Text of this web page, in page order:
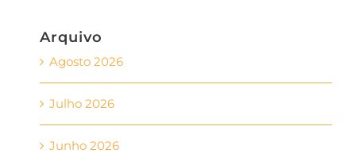
Arquivo
Agosto 2026
Julho 2026
Junho 2026